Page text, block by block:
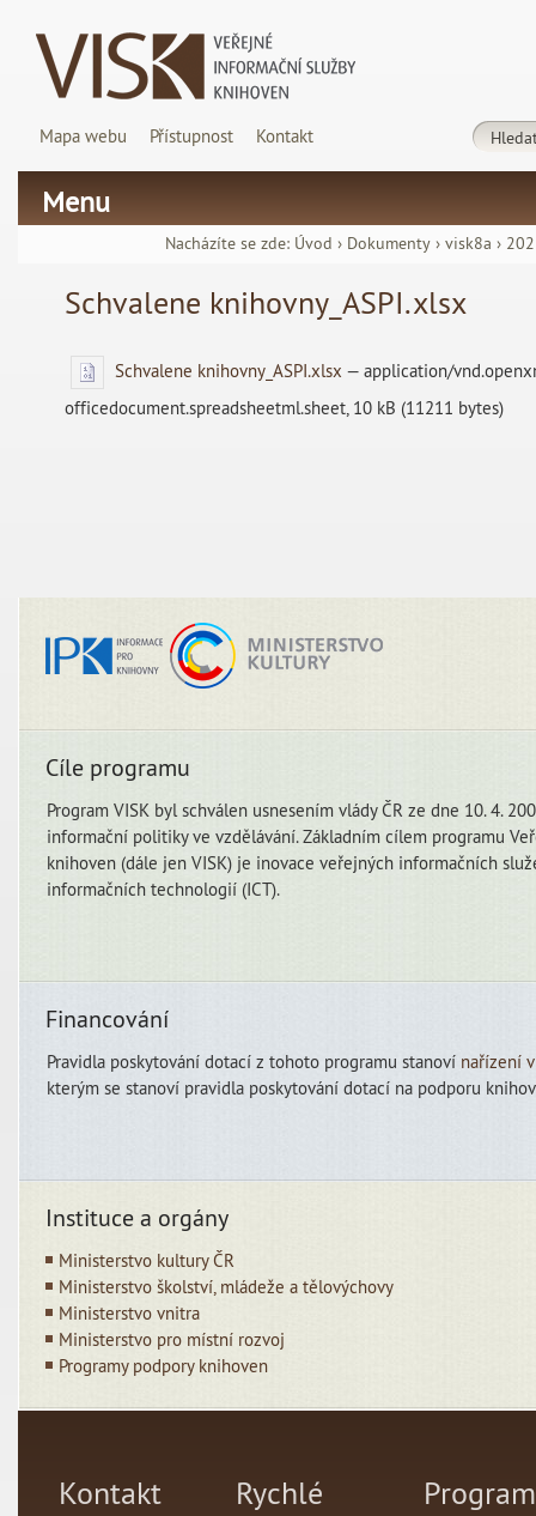
Mapa webu Přístupnost Kontakt
Menu
Nacházíte se zde: Úvod › Dokumenty › visk8a ›
Schvalene knihovny_ASPI.xlsx
Schvalene knihovny_ASPI.xlsx — application/
officedocument.spreadsheetml.sheet, 10 kB (11211 bytes)
Cíle programu
Program VISK byl schválen usnesením vlády ČR ze dne 10. 4.
informační politiky ve vzdělávání. Základním cílem programu
knihoven (dále jen VISK) je inovace veřejných informačních
informačních technologií (ICT).
Financování
Pravidla poskytování dotací z tohoto programu stanoví nařízení
kterým se stanoví pravidla poskytování dotací na podporu
Instituce a orgány
Ministerstvo kultury ČR
Ministerstvo školství, mládeže a tělovýchovy
Ministerstvo vnitra
Ministerstvo pro místní rozvoj
Programy podpory knihoven
Kontakt
Rychlé